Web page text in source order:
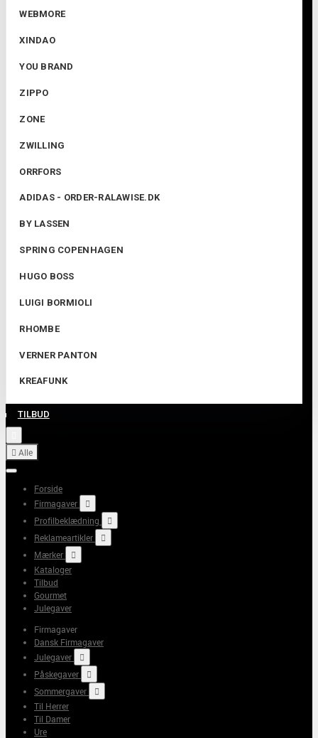
WEBMORE
XINDAO
YOU BRAND
ZIPPO
ZONE
ZWILLING
ORRFORS
ADIDAS - ORDER-RALAWISE.DK
BY LASSEN
SPRING COPENHAGEN
HUGO BOSS
LUIGI BORMIOLI
RHOMBE
VERNER PANTON
KREAFUNK
TILBUD
 Alle
Forside
Firmagaver

Profilbeklædning

Reklameartikler

Mærker

Kataloger
Tilbud
Gourmet
Julegaver
Firmagaver
Dansk Firmagaver
Julegaver

Påskegaver

Sommergaver

Til Herrer
Til Damer
Ure